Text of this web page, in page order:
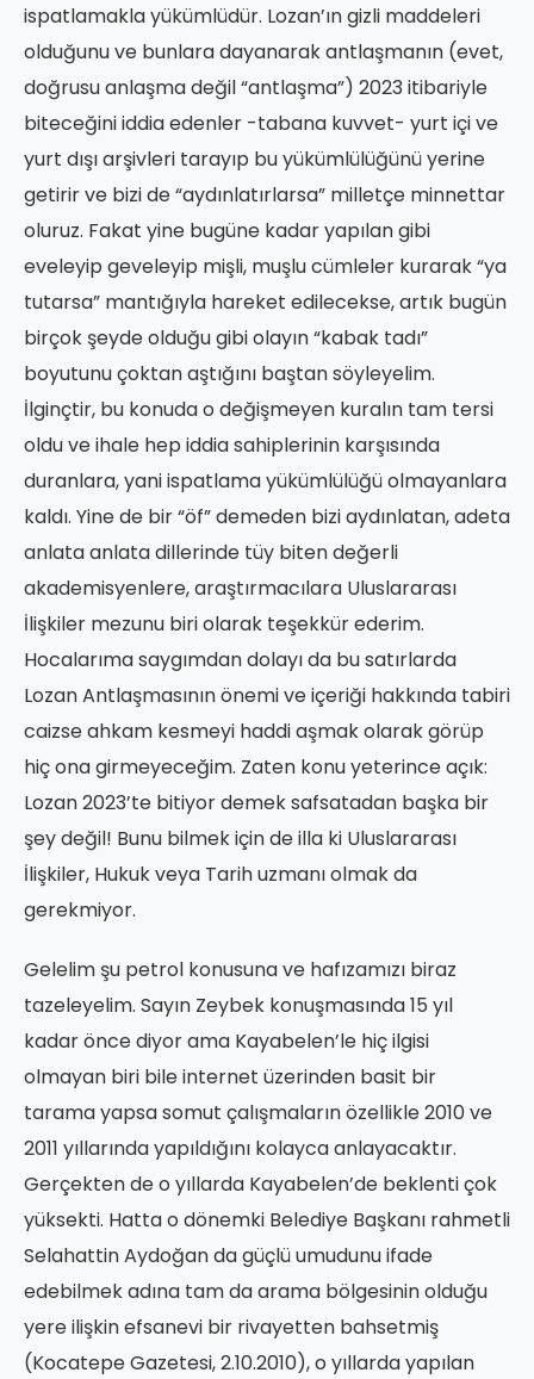
ispatlamakla yükümlüdür. Lozan’ın gizli maddeleri
olduğunu ve bunlara dayanarak antlaşmanın (evet,
doğrusu anlaşma değil “antlaşma”) 2023 itibariyle
biteceğini iddia edenler -tabana kuvvet- yurt içi ve
yurt dışı arşivleri tarayıp bu yükümlülüğünü yerine
getirir ve bizi de “aydınlatırlarsa” milletçe minnettar
oluruz. Fakat yine bugüne kadar yapılan gibi
eveleyip geveleyip mişli, muşlu cümleler kurarak “ya
tutarsa” mantığıyla hareket edilecekse, artık bugün
birçok şeyde olduğu gibi olayın “kabak tadı”
boyutunu çoktan aştığını baştan söyleyelim.
İlginçtir, bu konuda o değişmeyen kuralın tam tersi
oldu ve ihale hep iddia sahiplerinin karşısında
duranlara, yani ispatlama yükümlülüğü olmayanlara
kaldı. Yine de bir “öf” demeden bizi aydınlatan, adeta
anlata anlata dillerinde tüy biten değerli
akademisyenlere, araştırmacılara Uluslararası
İlişkiler mezunu biri olarak teşekkür ederim.
Hocalarıma saygımdan dolayı da bu satırlarda
Lozan Antlaşmasının önemi ve içeriği hakkında tabiri
caizse ahkam kesmeyi haddi aşmak olarak görüp
hiç ona girmeyeceğim. Zaten konu yeterince açık:
Lozan 2023’te bitiyor demek safsatadan başka bir
şey değil! Bunu bilmek için de illa ki Uluslararası
İlişkiler, Hukuk veya Tarih uzmanı olmak da
gerekmiyor.
Gelelim şu petrol konusuna ve hafızamızı biraz
tazeleyelim. Sayın Zeybek konuşmasında 15 yıl
kadar önce diyor ama Kayabelen’le hiç ilgisi
olmayan biri bile internet üzerinden basit bir
tarama yapsa somut çalışmaların özellikle 2010 ve
2011 yıllarında yapıldığını kolayca anlayacaktır.
Gerçekten de o yıllarda Kayabelen’de beklenti çok
yüksekti. Hatta o dönemki Belediye Başkanı rahmetli
Selahattin Aydoğan da güçlü umudunu ifade
edebilmek adına tam da arama bölgesinin olduğu
yere ilişkin efsanevi bir rivayetten bahsetmiş
(Kocatepe Gazetesi, 2.10.2010), o yıllarda yapılan